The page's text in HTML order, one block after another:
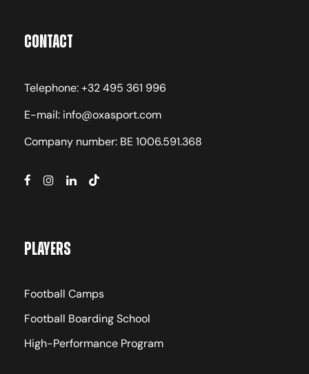
Contact
Telephone: +32 495 361 996
E-mail: info@oxasport.com
Company number: BE 1006.591.368
Players
Football Camps
Football Boarding School
High-Performance Program